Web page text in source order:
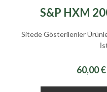
S&P HXM
Sitede Gösterilenler
60,00